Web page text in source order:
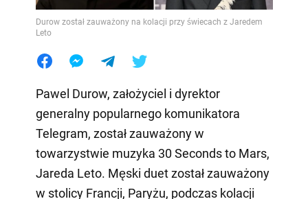
Durow został zauważony na kolacji przy świecach z Jaredem
Leto
Pawel Durow, założyciel i dyrektor
generalny popularnego komunikatora
Telegram, został zauważony w
towarzystwie muzyka 30 Seconds to Mars,
Jareda Leto. Męski duet został zauważony
w stolicy Francji, Paryżu, podczas kolacji